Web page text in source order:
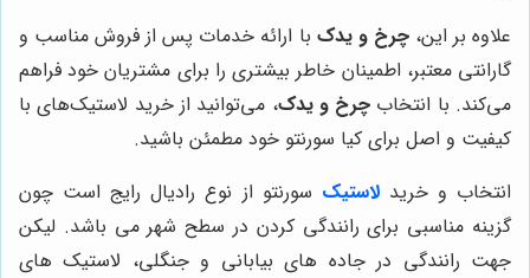
علاوه بر این،چرخ و یدک با ارائه خدمات پس از فروش مناسب و
گارانتی معتبر، اطمینان خاطر بیشتری را برای مشتریان خود فراهم
می‌کند. با انتخاب چرخ و یدک، می‌توانید از خرید لاستیک‌های با
کیفیت و اصل برای کیا سورنتو خود مطمئن باشید.
انتخاب و خریدلاستیک سورنتو از نوع رادیال رایج است چون
گزینه مناسبی برای رانندگی کردن در سطح شهر می باشد. لیکن
جهت رانندگی در جاده های بیابانی و جنگلی، لاستیک های